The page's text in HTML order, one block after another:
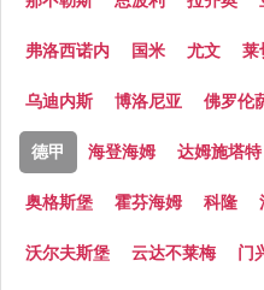
弗洛西诺内 国米 尤文 莱
乌迪内斯 博洛尼亚 佛罗伦
德甲 海登海姆 达姆施塔特
奥格斯堡 霍芬海姆 科隆
沃尔夫斯堡 云达不莱梅 门